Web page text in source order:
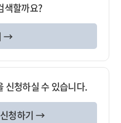
색할까요?
→
신청하실 수 있습니다.
청하기 →